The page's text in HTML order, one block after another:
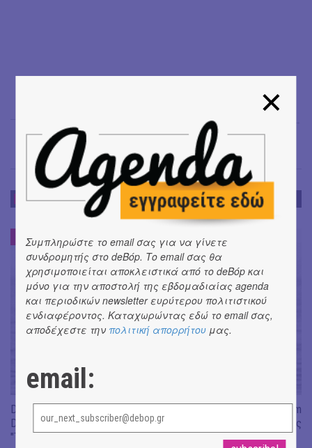
Μαρία Σπανουδάκη
ΝΕΑ
Don't Let Me Be Misunderstood | Alexandros Livitsanos, Willem
Dafoe, Czech Studio Orchestra | Από το soundtrack της ταινίας
"The Birthday Party"
Συμπληρώστε το email σας για να γίνετε
συνδρομητής στο deBόp. Το email σας θα
χρησιμοποιείται αποκλειστικά από το deBόp και
μόνο για την αποστολή της εβδομαδιαίας agenda
και περιοδικών newsletter ευρύτερου πολιτιστικού
ενδιαφέροντος. Καταχωρώντας εδώ το email σας,
αποδέχεστε την πολιτική απορρήτου μας.
email: